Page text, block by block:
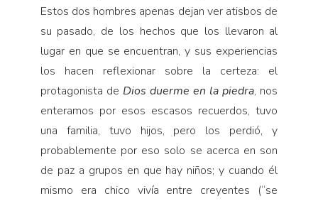
Estos dos hombres apenas dejan ver atisbos de
su pasado, de los hechos que los llevaron al
lugar en que se encuentran, y sus experiencias
los hacen reflexionar sobre la certeza: el
protagonista de Dios duerme en la piedra, nos
enteramos por esos escasos recuerdos, tuvo
una familia, tuvo hijos, pero los perdió, y
probablemente por eso solo se acerca en son
de paz a grupos en que hay niños; y cuando él
mismo era chico vivía entre creyentes (“se